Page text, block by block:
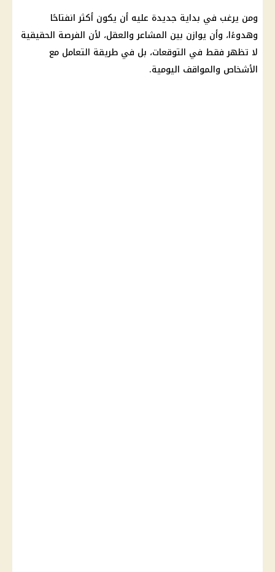
ومن يرغب في بداية جديدة عليه أن يكون أكثر انفتاحًا
وهدوءًا، وأن يوازن بين المشاعر والعقل، لأن الفرصة الحقيقية
لا تظهر فقط في التوقعات، بل في طريقة التعامل مع
الأشخاص والمواقف اليومية.